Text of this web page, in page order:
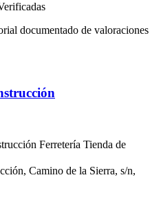
documentado de valoraciones
Ferretería Tienda de
Camino de la Sierra, s/n,